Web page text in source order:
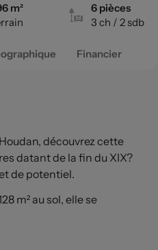
m²
6 pièces
3 ch / 2 sdb
Financier
découvrez cette
datant de la fin du XIX?
de potentiel.
m² au sol, elle se